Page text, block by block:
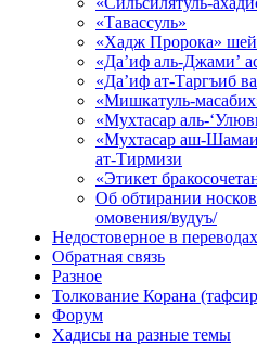
«Тавассуль»
«Хадж Пророка»
«Да’иф аль-Джами’
«Да’иф ат-Таргъиб
«Мишкатуль-
«Мухтасар аль-
«Мухтасар аш-
ат-Тирмизи
«Этикет
Об обтирании
омовения/вудуъ/
Недостоверное в переводах
Обратная связь
Разное
Толкование Корана
Форум
Хадисы на разные темы